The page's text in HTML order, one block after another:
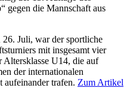
gegen die Mannschaft aus
26. Juli, war der sportliche
mit insgesamt vier
Altersklasse U14, die auf
der internationalen
aufeinander trafen. Zum Artikel